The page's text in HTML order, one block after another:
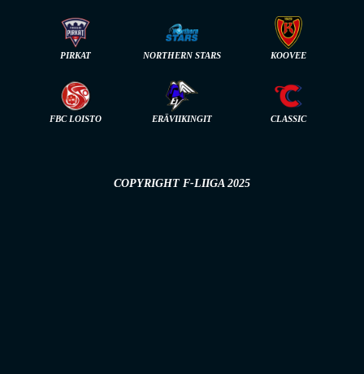
PIRKAT NORTHERN STARS KOOVEE
FBC LOISTO ERÄVIIKINGIT CLASSIC
COPYRIGHT F-LIIGA 2025